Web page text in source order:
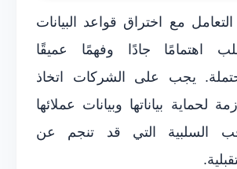
مع اختراق قواعد البيانات
اهتمامًا جادًا وفهمًا عميقًا
يجب على الشركات اتخاذ
لحماية بياناتها وبيانات عملائها
السلبية التي قد تنجم عن